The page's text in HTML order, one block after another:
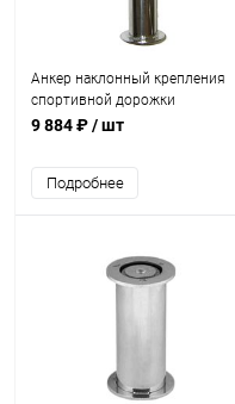
Анкер наклонный крепления
спортивной дорожки
Акватехника (плитка) (AT10.04)
9 884 ₽/ шт
Подробнее